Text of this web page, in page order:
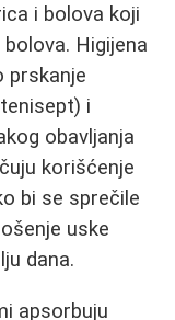
i bolova koji
Higijena
prskanje
i
obavljanja
korišćenje
bi se sprečile
uske
dana.
apsorbuju